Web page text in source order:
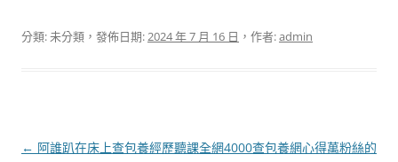
分類: 未分類，發佈日期:2024 年 7 月 16 日 ，作者:admin
文
← 阿誰趴在床上查包養經歷聽課全網4000查包養網心得萬粉絲的